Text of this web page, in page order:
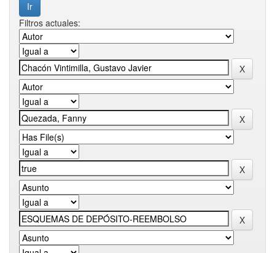
Filtros actuales: